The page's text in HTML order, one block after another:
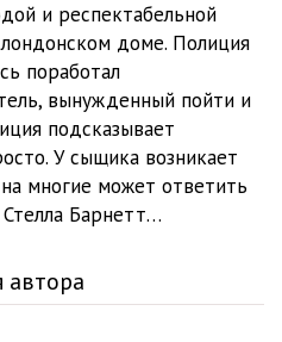
24:27
и респектабельной
доме. Полиция
поработал
вынужденный пойти и
подсказывает
У сыщика возникает
многие может ответить
Барнетт…
автора